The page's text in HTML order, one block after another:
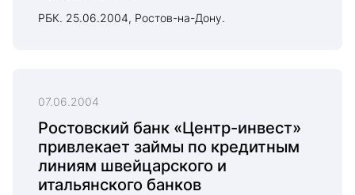
РБК. 25.06.2004, Ростов-на-Дону.
07.06.2004
Ростовский банк «Центр-инвест»
привлекает займы по кредитным
линиям швейцарского и
итальянского банков